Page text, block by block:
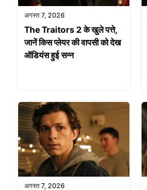
अगस्त 7, 2026
The Traitors 2 के खुले पत्ते,
जानें किस प्लेयर की वापसी को देख
ऑडियंस हुई सन्न
अगस्त 7, 2026